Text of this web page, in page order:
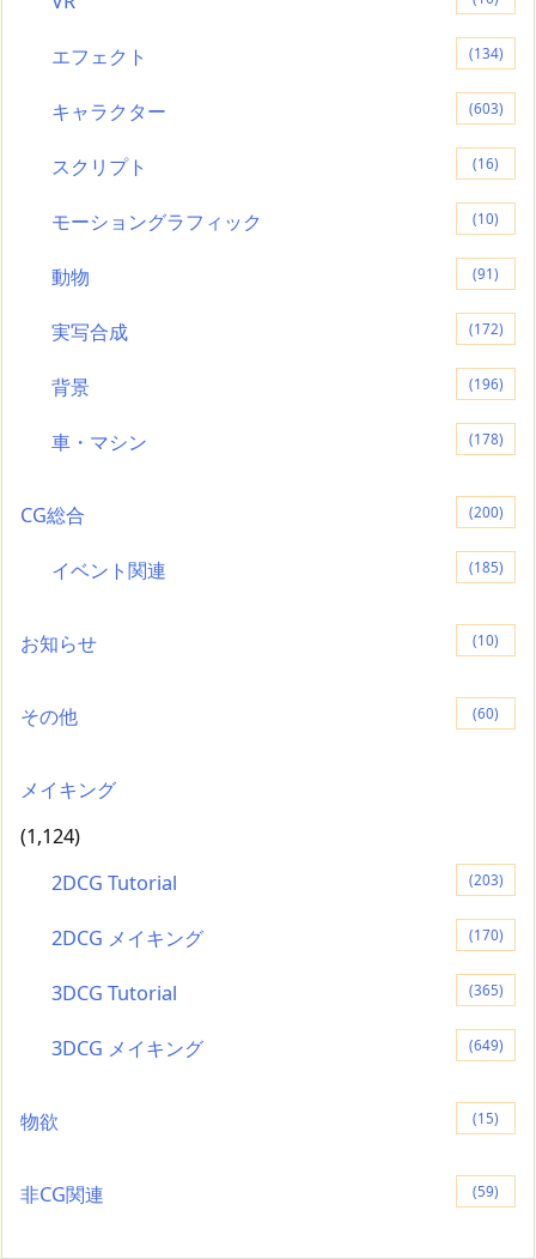
エフェクト (134)
キャラクター (603)
スクリプト (16)
モーショングラフィック (10)
動物 (91)
実写合成 (172)
背景 (196)
車・マシン (178)
CG総合 (200)
イベント関連 (185)
お知らせ (10)
その他 (60)
メイキング
(1,124)
2DCG Tutorial
(203)
2DCG メイキング (170)
3DCG Tutorial (365)
3DCG メイキング (649)
物欲 (15)
非CG関連 (59)